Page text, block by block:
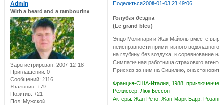
Поделиться2008-01-03 23:49:06
Admin
With a beard and a tambourine
Зарегистрирован: 2007-12-18
Приглашений: 0
Сообщений: 2116
Уважение: +79
Позитив: +21
Пол: Мужской
Голубая бездна
(Le grand bleu)
Энцо Молинари и Жак Майоль вместе
неисправности примитивного
на глубину без воздуха, и соревнование
Симпатичная работница страхового
Приехав за ним на Сицилию, она
Франция-США-Италия, 1988,
Режиссер: Люк Бессон
Актеры: Жан Рено, Жан-Марк Барр,